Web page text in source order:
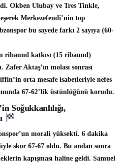
Okben Ulubay ve Tres Tinkle,
Merkezefendi’nin top
bu sayede farkı 2 sayıya (60-
ribaund katkısı (15 ribaund)
Aktaş’ın molası sonrası
orta mesafe isabetleriyle nefes
67-62’lik üstünlüğünü korudu.
Soğukkanlılığı,
morali yüksekti. 6 dakika
skor 67-67 oldu. Bu andan sonra
kapışması haline geldi. Samuel